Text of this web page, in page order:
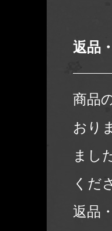
返品
商品
おり
まし
くだ
返品